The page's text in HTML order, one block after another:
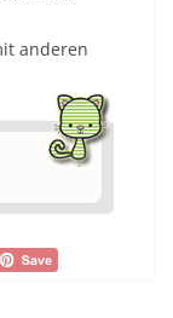
anderen